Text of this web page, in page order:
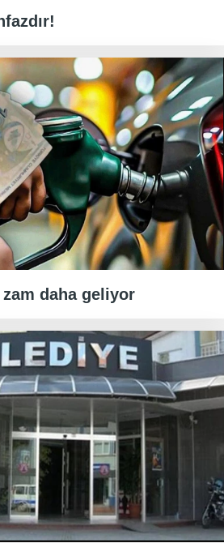
daha geliyor